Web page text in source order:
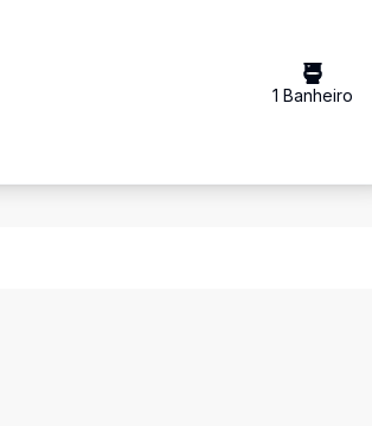
1 Banheiro